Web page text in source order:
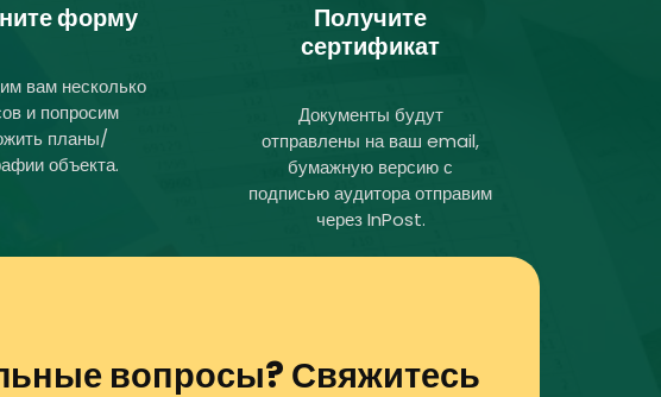
форму
вам несколько
и попросим
планы/
объекта.
Получите
сертификат
Документы будут
отправлены на ваш email,
бумажную версию с
подписью аудитора отправим
через InPost.
вопросы? Свяжитесь